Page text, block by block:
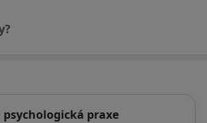
praxe